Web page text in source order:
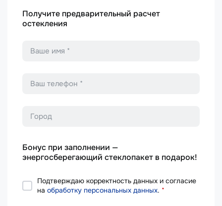
Получите предварительный расчет
остекления
Имя
Телефон
Город
Бонус при заполнении —
энергосберегающий стеклопакет в подарок!
Подтверждаю корректность данных и согласие
на обработку персональных данных. *